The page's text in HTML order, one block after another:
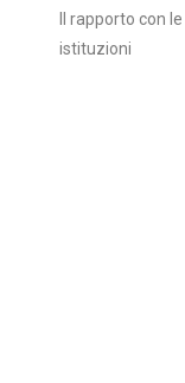
Il rapporto con le
istituzioni